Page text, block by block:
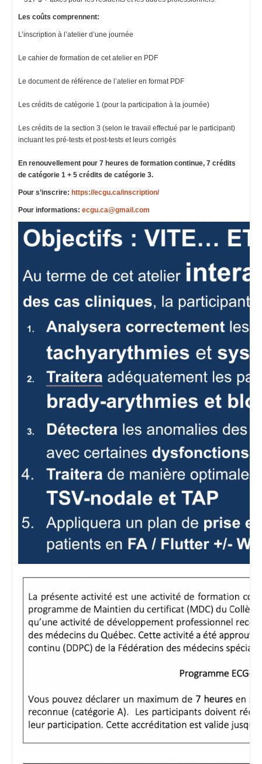
Les coûts comprennent:
L’inscription à l’atelier d’une journée
Le cahier de formation de cet atelier en PDF
Le document de référence de l’atelier en format PDF
Les crédits de catégorie 1 (pour la participation à la journée)
Les crédits de la section 3 (selon le travail effectué par le participant)
incluant les pré-tests et post-tests et leurs corrigés
En renouvellement pour 7 heures de formation continue, 7 crédits
de catégorie 1 + 5 crédits de catégorie 3.
Pour s’inscrire: https://ecgu.ca/inscription/
Pour informations: ecgu.ca@gmail.com